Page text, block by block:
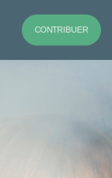
CONTRIBUER